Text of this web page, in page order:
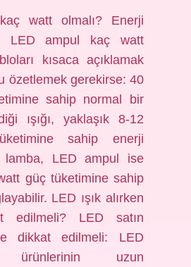
watt olmalı? Enerji
LED ampul kaç watt
kısaca açıklamak
özetlemek gerekirse: 40
sahip normal bir
ışığı, yaklaşık 8-12
sahip enerji
lamba, LED ampul ise
güç tüketimine sahip
LED ışık alırken
edilmeli? LED satın
dikkat edilmeli: LED
ürünlerinin uzun